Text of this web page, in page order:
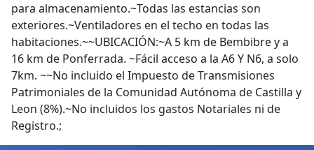
para almacenamiento.~Todas las estancias son
exteriores.~Ventiladores en el techo en todas las
habitaciones.~~UBICACIÓN:~A 5 km de Bembibre y a
16 km de Ponferrada. ~Fácil acceso a la A6 Y N6, a solo
7km. ~~No incluido el Impuesto de Transmisiones
Patrimoniales de la Comunidad Autónoma de Castilla y
Leon (8%).~No incluidos los gastos Notariales ni de
Registro.;